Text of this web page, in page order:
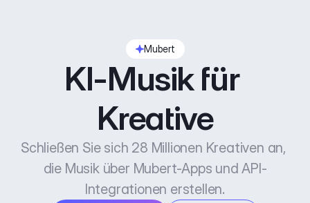
Mubert
KI-Musik für
Kreative
Schließen Sie sich 28 Millionen Kreativen an,
die Musik über Mubert-Apps und API-
Integrationen erstellen.